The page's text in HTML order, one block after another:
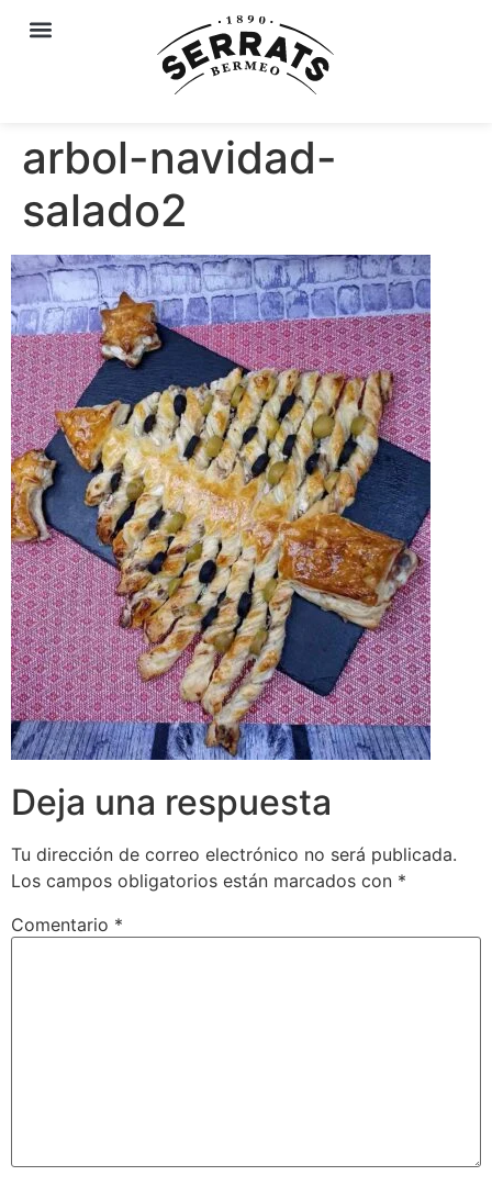
arbol-navidad-
salado2
Deja una respuesta
Tu dirección de correo electrónico no será publicada.
Los campos obligatorios están marcados con *
Comentario *